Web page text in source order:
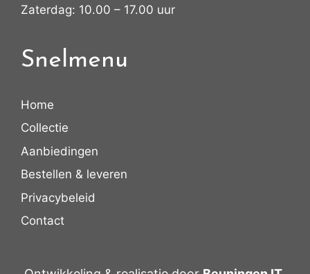
Zaterdag: 10.00 – 17.00 uur
Snelmenu
Home
Collectie
Aanbiedingen
Bestellen & leveren
Privacybeleid
Contact